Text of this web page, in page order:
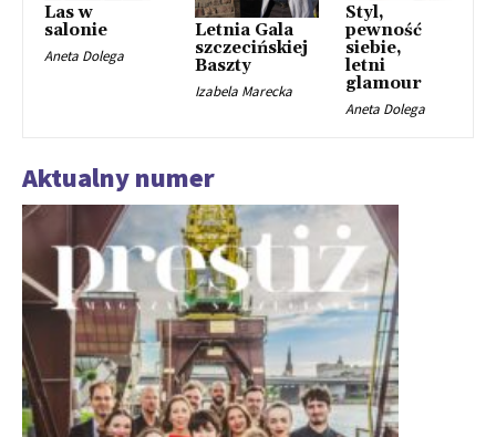
Las w
salonie
Aneta Dolega
Letnia Gala
szczecińskiej
Baszty
Izabela Marecka
Styl,
pewność
siebie,
letni
glamour
Aneta Dolega
Aktualny numer